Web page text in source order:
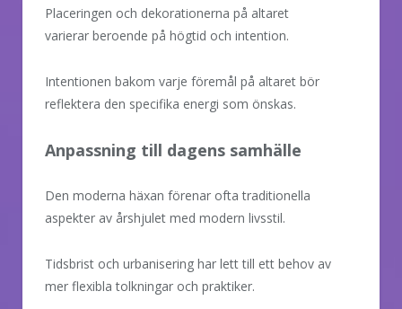
Placeringen och dekorationerna på altaret
varierar beroende på högtid och intention.
Intentionen bakom varje föremål på altaret bör
reflektera den specifika energi som önskas.
Anpassning till dagens samhälle
Den moderna häxan förenar ofta traditionella
aspekter av årshjulet med modern livsstil.
Tidsbrist och urbanisering har lett till ett behov av
mer flexibla tolkningar och praktiker.